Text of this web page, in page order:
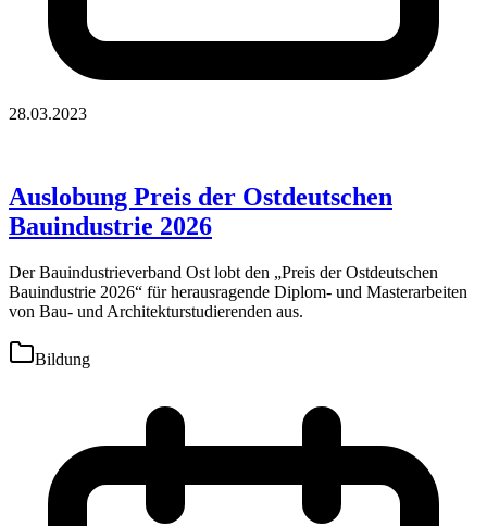
28.03.2023
Auslobung Preis der Ostdeutschen
Bauindustrie 2026
Der Bauindustrieverband Ost lobt den „Preis der Ostdeutschen
Bauindustrie 2026“ für herausragende Diplom- und Masterarbeiten
von Bau- und Architekturstudierenden aus.
Bildung